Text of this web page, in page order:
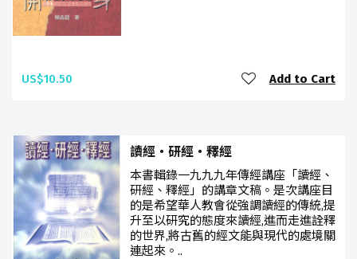
US$10.50 Add to Cart
讀經‧研經‧釋經
本書輯錄一九九九年傳經講座「讀經、
研經、釋經」的講章文稿。是次講座目
的是希望華人教會從強調讀經的傳統,提
升至以研究的態度來讀經,進而走進詮釋
的世界,將古舊的經文能與現代的處境關
連起來。..